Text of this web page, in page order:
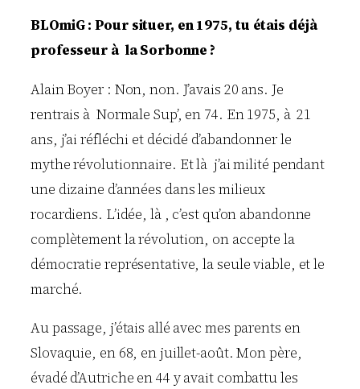
BLOmiG : Pour situer, en 1975, tu étais déjà
professeur à la Sorbonne ?
Alain Boyer : Non, non. J’avais 20 ans. Je
rentrais à Normale Sup’, en 74. En 1975, à 21
ans, j’ai réfléchi et décidé d’abandonner le
mythe révolutionnaire. Et là j’ai milité pendant
une dizaine d’années dans les milieux
rocardiens. L’idée, là , c’est qu’on abandonne
complètement la révolution, on accepte la
démocratie représentative, la seule viable, et le
marché.
Au passage, j’étais allé avec mes parents en
Slovaquie, en 68, en juillet-août. Mon père,
évadé d’Autriche en 44 y avait combattu les